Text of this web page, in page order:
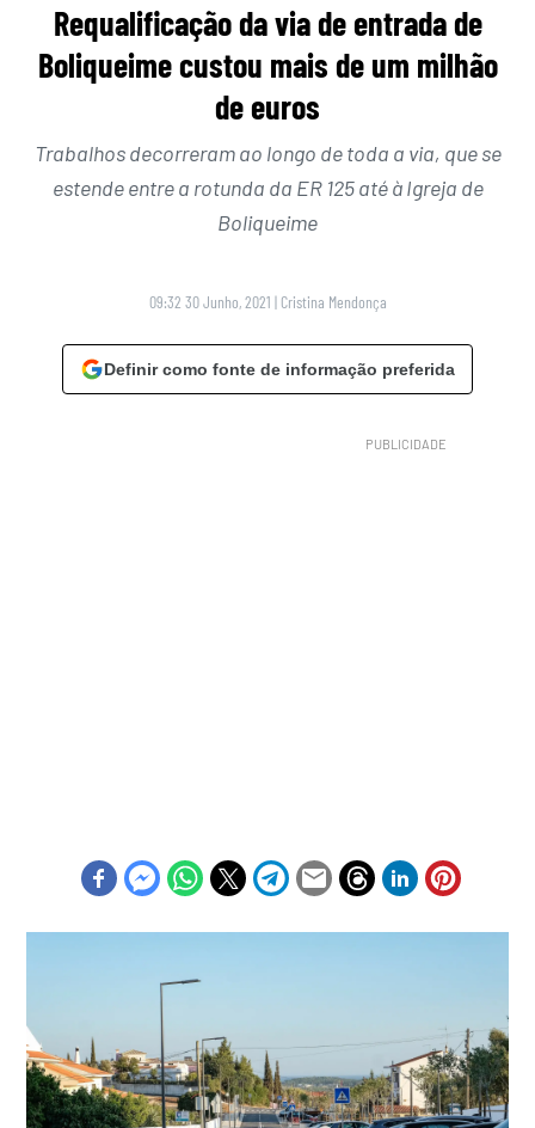
Requalificação da via de entrada de
Boliqueime custou mais de um milhão
de euros
Trabalhos decorreram ao longo de toda a via, que se
estende entre a rotunda da ER 125 até à Igreja de
Boliqueime
09:32 30 Junho, 2021 | Cristina Mendonça
Definir como fonte de informação preferida